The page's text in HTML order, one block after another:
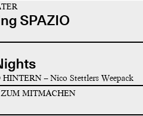
SPAZIO
– Nico Stettlers Weepack
MITMACHEN